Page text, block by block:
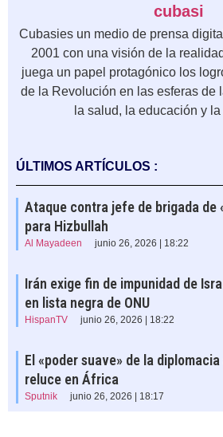
cubasi
Cubasies un medio de prensa
2001 con una visión de la
juega un papel protagónico los
de la Revolución en las esferas de
la salud, la educación y
ÚLTIMOS ARTÍCULOS :
Ataque contra jefe de brigada de
para Hizbullah
Al Mayadeen junio 26, 2026 | 18:22
Irán exige fin de impunidad de
en lista negra de ONU
HispanTV junio 26, 2026 | 18:22
El «poder suave» de la
reluce en África
Sputnik junio 26, 2026 | 18:17